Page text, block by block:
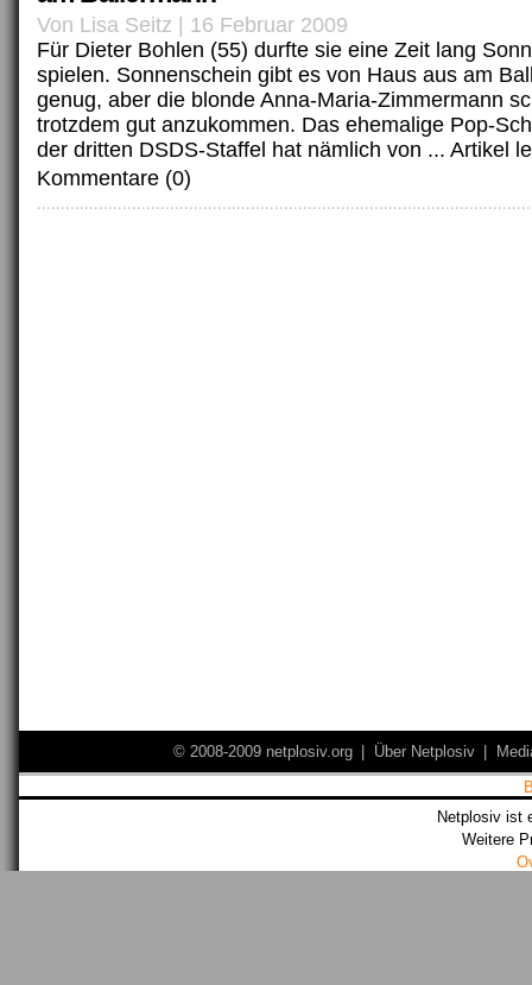
Von Lisa Seitz | 16 Februar 2009
Für Dieter Bohlen (55) durfte sie eine Zeit lang
spielen. Sonnenschein gibt es von Haus aus am
genug, aber die blonde Anna-Maria-Zimmermann
trotzdem gut anzukommen. Das ehemalige Pop-
der dritten DSDS-Staffel hat nämlich von ... Artikel
Kommentare (0)
© 2008-2009 netplosiv.org Über Netplosiv
Netplosiv ist
Weitere